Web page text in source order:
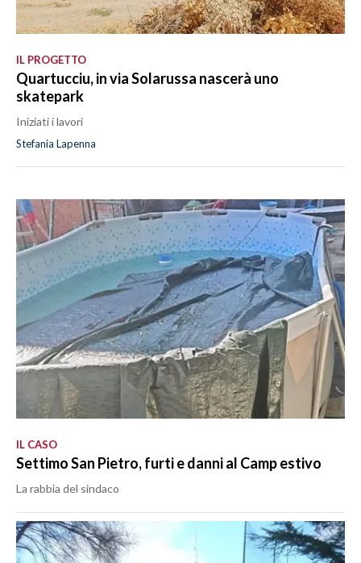
IL PROGETTO
Quartucciu, in via Solarussa nascerà uno
skatepark
Iniziati i lavori
Stefania Lapenna
IL CASO
Settimo San Pietro, furti e danni al Camp estivo
La rabbia del sindaco